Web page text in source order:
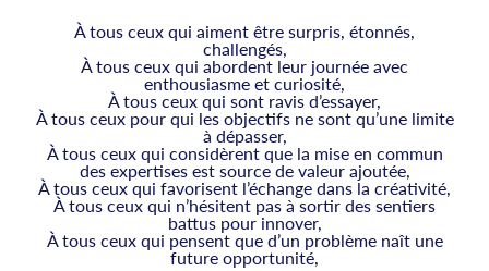
À tous ceux qui aiment être surpris, étonnés,
challengés,
À tous ceux qui abordent leur journée avec
enthousiasme et curiosité,
À tous ceux qui sont ravis d’essayer,
À tous ceux pour qui les objectifs ne sont qu’une limite
à dépasser,
À tous ceux qui considèrent que la mise en commun
des expertises est source de valeur ajoutée,
À tous ceux qui favorisent l’échange dans la créativité,
À tous ceux qui n’hésitent pas à sortir des sentiers
battus pour innover,
À tous ceux qui pensent que d’un problème naît une
future opportunité,